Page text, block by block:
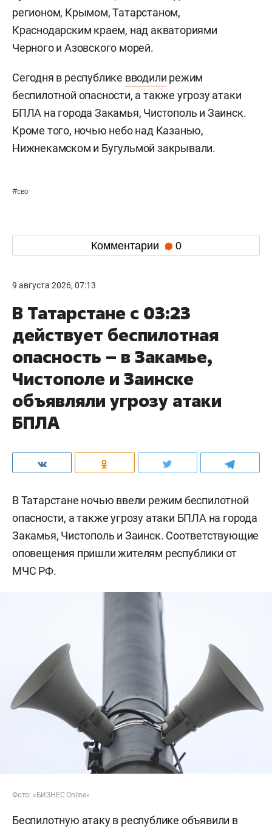
регионом, Крымом, Татарстаном,
Краснодарским краем, над акваториями
Черного и Азовского морей.
Сегодня в республике вводили режим
беспилотной опасности, а также угрозу атаки
БПЛА на города Закамья, Чистополь и Заинск.
Кроме того, ночью небо над Казанью,
Нижнекамском и Бугульмой закрывали.
#сво
Комментарии 0
9 августа 2026, 07:13
В Татарстане с 03:23
действует беспилотная
опасность – в Закамье,
Чистополе и Заинске
объявляли угрозу атаки
БПЛА
В Татарстане ночью ввели режим беспилотной
опасности, а также угрозу атаки БПЛА на города
Закамья, Чистополь и Заинск. Соответствующие
оповещения пришли жителям республики от
МЧС РФ.
Фото: «БИЗНЕС Online»
Беспилотную атаку в республике объявили в